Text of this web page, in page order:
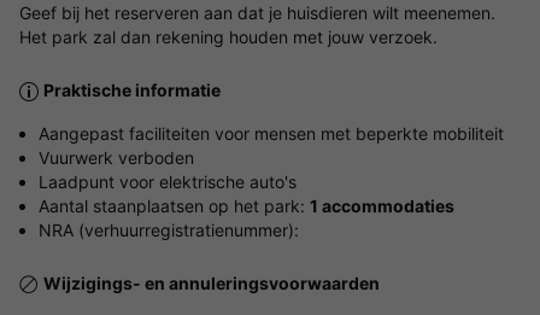
Geef bij het reserveren aan dat je huisdieren wilt meenemen.
Het park zal dan rekening houden met jouw verzoek.
Praktische informatie
Aangepast faciliteiten voor mensen met beperkte mobiliteit
Vuurwerk verboden
Laadpunt voor elektrische auto's
Aantal staanplaatsen op het park: 1 accommodaties
NRA (verhuurregistratienummer):
Wijzigings- en annuleringsvoorwaarden